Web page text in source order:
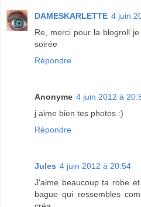
DAMESKARLETTE 4 juin
Re, merci pour la blogroll
soirée
Répondre
Anonyme 4 juin 2012 à
j aime bien tes photos :)
Répondre
Jules 4 juin 2012 à 20:54
J'aime beaucoup ta robe
bague qui ressembles